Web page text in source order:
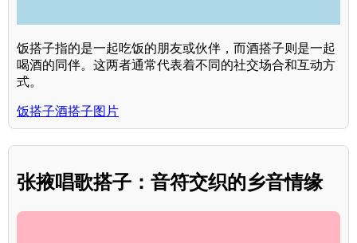
饭搭子指的是一起吃饭的朋友或伙伴，而酒搭子则是一起
喝酒的同伴。这两者通常代表着不同的社交场合和互动方
式。
饭搭子酒搭子图片
张掖唱歌搭子：音符交织的乡音情缘